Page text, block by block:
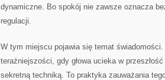
dynamiczne. Bo spokój nie zawsze oznacza
regulacji.
W tym miejscu pojawia się temat
teraźniejszości, gdy głowa ucieka w
sekretną techniką. To praktyka zauważania